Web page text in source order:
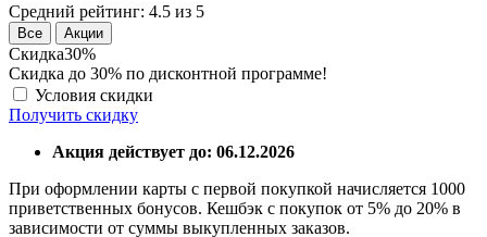
Средний рейтинг: 4.5 из 5
Все Акции
Скидка30%
Скидка до 30% по дисконтной программе!
Условия скидки
Получить скидку
Акция действует до: 06.12.2026
При оформлении карты с первой покупкой начисляется 1000
приветственных бонусов. Кешбэк с покупок от 5% до 20% в
зависимости от суммы выкупленных заказов.